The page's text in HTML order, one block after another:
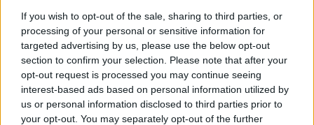
If you wish to opt-out of the sale, sharing to third parties, or
processing of your personal or sensitive information for
targeted advertising by us, please use the below opt-out
section to confirm your selection. Please note that after your
opt-out request is processed you may continue seeing
interest-based ads based on personal information utilized by
us or personal information disclosed to third parties prior to
your opt-out. You may separately opt-out of the further
cégek számára kötelező a társadalombiztosítási (TB)
kifizetőhely létrehozása. Ez biztosítja, hogy a dolgozók...